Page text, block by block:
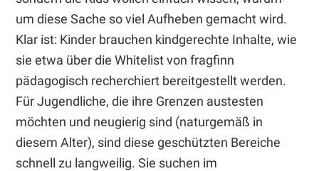
um diese Sache so viel Aufheben gemacht wird.
Klar ist: Kinder brauchen kindgerechte Inhalte, wie
sie etwa über die Whitelist von fragfinn
pädagogisch recherchiert bereitgestellt werden.
Für Jugendliche, die ihre Grenzen austesten
möchten und neugierig sind (naturgemäß in
diesem Alter), sind diese geschützten Bereiche
schnell zu langweilig. Sie suchen im